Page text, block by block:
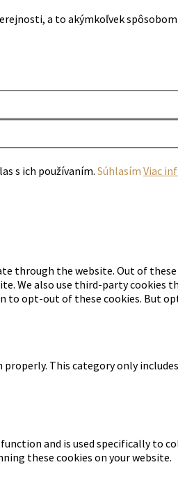
a to akýmkoľvek spôsobom
s ich používaním. Súhlasím Viac
through the website. Out of
also use third-party cookies
opt-out of these cookies. But
This category only
and is used specifically to
these cookies on your website.